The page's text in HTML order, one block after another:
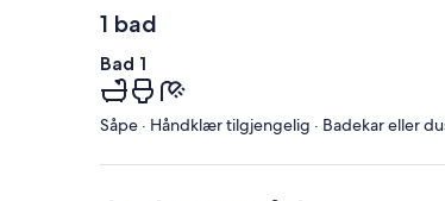
1 bad
Bad 1
Såpe · Håndklær tilgjengelig · Badekar eller